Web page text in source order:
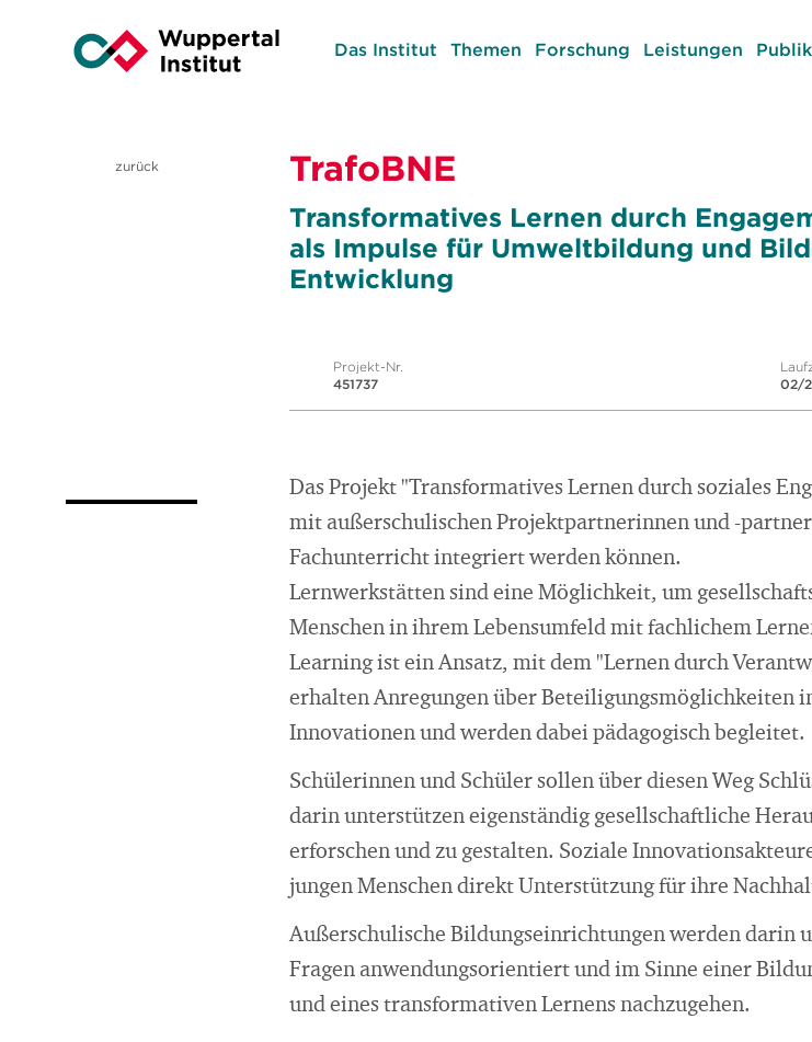
Das Institut Themen Forschung Leistungen
zurück TrafoBNE
Transformatives Lernen durch
als Impulse für Umweltbildung und
Entwicklung
Projekt-Nr.
451737
02/
Das Projekt "Transformatives Lernen durch soziales
mit außerschulischen Projektpartnerinnen und -
Fachunterricht integriert werden können.
Lernwerkstätten sind eine Möglichkeit, um
Menschen in ihrem Lebensumfeld mit fachlichem
Learning ist ein Ansatz, mit dem "Lernen durch
erhalten Anregungen über Beteiligungsmöglichkeiten
Innovationen und werden dabei pädagogisch begleitet.
Schülerinnen und Schüler sollen über diesen Weg
darin unterstützen eigenständig gesellschaftliche
erforschen und zu gestalten. Soziale
jungen Menschen direkt Unterstützung für ihre
Außerschulische Bildungseinrichtungen werden darin
Fragen anwendungsorientiert und im Sinne einer
und eines transformativen Lernens nachzugehen.